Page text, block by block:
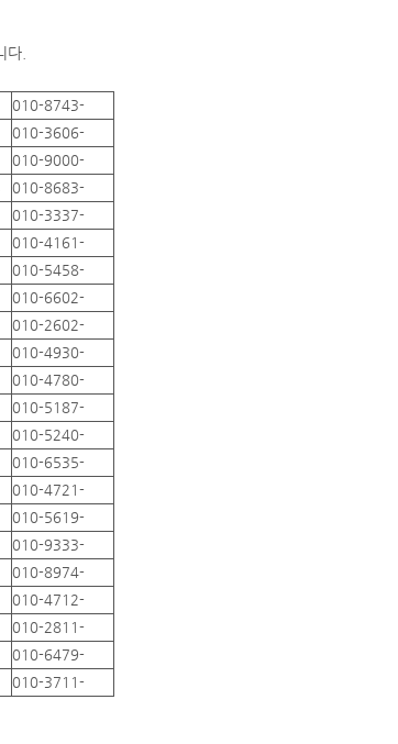
다.
010-8743-
010-3606-
010-9000-
010-8683-
010-3337-
010-4161-
010-5458-
010-6602-
010-2602-
010-4930-
010-4780-
010-5187-
010-5240-
010-6535-
010-4721-
010-5619-
010-9333-
010-8974-
010-4712-
010-2811-
010-6479-
010-3711-